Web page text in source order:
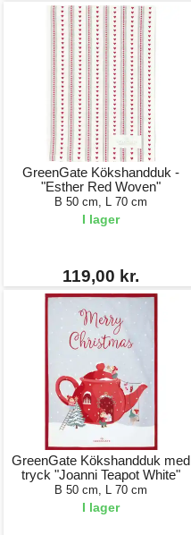
GreenGate Kökshandduk -
"Esther Red Woven"
B 50 cm, L 70 cm
I lager
119,00 kr.
GreenGate Kökshandduk med
tryck "Joanni Teapot White"
B 50 cm, L 70 cm
I lager